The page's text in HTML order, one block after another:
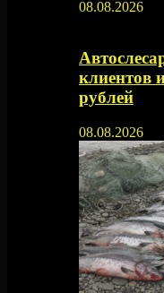
08.08.2026
клиентов
рублей
08.08.2026